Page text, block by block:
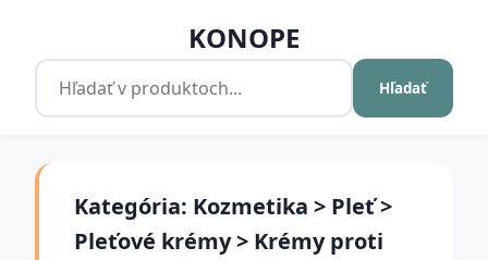
KONOPE
Hľadať
Kategória: Kozmetika > Pleť >
Pleťové krémy > Krémy proti